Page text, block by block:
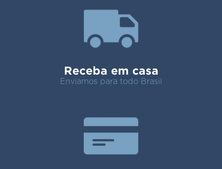
Receba em casa
Enviamos para todo Brasil